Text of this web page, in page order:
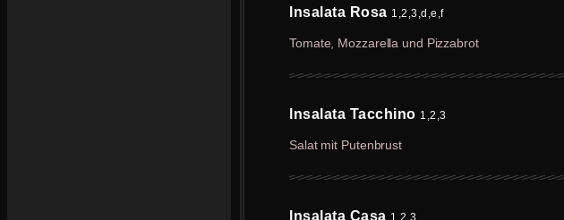
lnsalata Rosa 1,2,3,d,e,f
Tomate, Mozzarella und Pizzabrot
lnsalata Tacchino 1,2,3
Salat mit Putenbrust
lnsalata Casa 1,2,3